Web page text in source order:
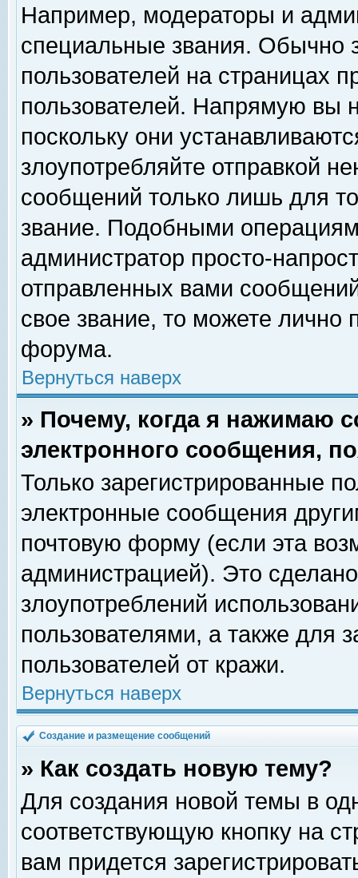
Например, модераторы и
специальные звания. Обычно
пользователей на страницах
пользователей. Напрямую вы
поскольку они
злоупотребляйте отправкой
сообщений только лишь для
звание. Подобными
администратор просто-
отправленных вами
свое звание, то можете лично
форума.
Вернуться наверх
» Почему, когда я нажимаю
электронного сообщения,
Только зарегистрированные
электронные сообщения
почтовую форму (если эта
администрацией). Это
злоупотреблений
пользователями, а также для
пользователей от кражи.
Вернуться наверх
Создание и размещение сообщений
» Как создать новую тему?
Для создания новой темы в
соответствующую кнопку на
вам придется